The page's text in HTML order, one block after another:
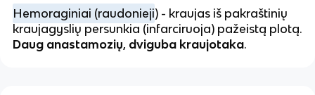
Hemoraginiai (raudonieji) - kraujas iš pakraštinių
kraujagyslių persunkia (infarciruoja) pažeistą plotą.
Daug anastamozių, dviguba kraujotaka.